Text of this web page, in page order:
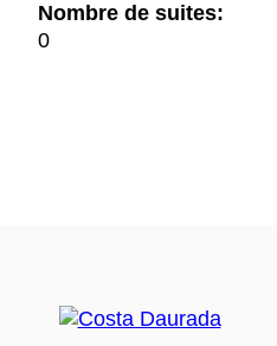
Nombre de suites:
0